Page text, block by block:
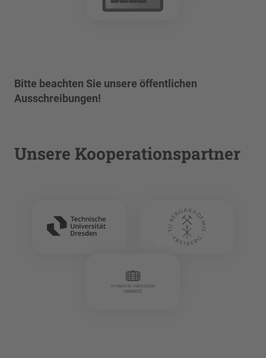
Bitte beachten Sie unsere öffentlichen
Ausschreibungen!
Unsere Kooperationspartner